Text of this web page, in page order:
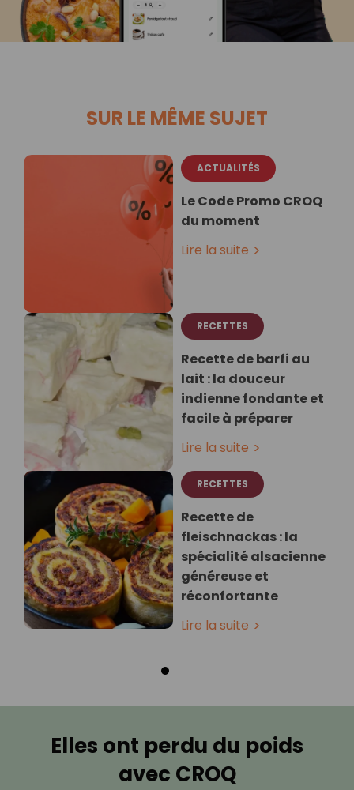
SUR LE MÊME SUJET
ACTUALITÉS
Le Code Promo CROQ
du moment
Lire la suite
RECETTES
Recette de barfi au
lait : la douceur
indienne fondante et
facile à préparer
Lire la suite
RECETTES
Recette de
fleischnackas : la
spécialité alsacienne
généreuse et
réconfortante
Lire la suite
Elles ont perdu du poids
avec CROQ